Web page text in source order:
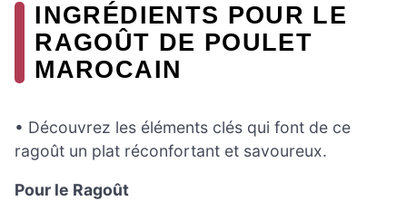
INGRÉDIENTS POUR LE
RAGOÛT DE POULET
MAROCAIN
• Découvrez les éléments clés qui font de ce
ragoût un plat réconfortant et savoureux.
Pour le Ragoût